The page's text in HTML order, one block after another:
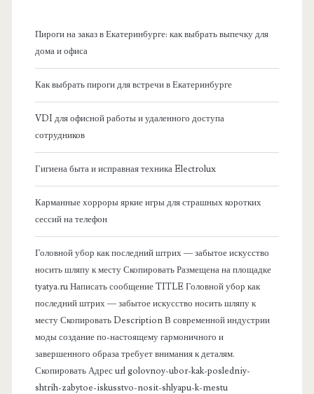
Пироги на заказ в Екатеринбурге: как выбрать выпечку для
дома и офиса
Как выбрать пироги для встречи в Екатеринбурге
VDI для офисной работы и удаленного доступа
сотрудников
Гигиена быта и исправная техника Electrolux
Карманные хорроры яркие игры для страшных коротких
сессий на телефон
Головной убор как последний штрих — забытое искусство
носить шляпу к месту Скопировать Размещена на площадке
tyatya.ru Написать сообщение TITLE Головной убор как
последний штрих — забытое искусство носить шляпу к
месту Скопировать Description В современной индустрии
моды создание по-настоящему гармоничного и
завершенного образа требует внимания к деталям.
Скопировать Адрес url golovnoy-ubor-kak-posledniy-
shtrih-zabytoe-iskusstvo-nosit-shlyapu-k-mestu